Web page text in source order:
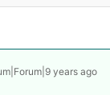
years ago